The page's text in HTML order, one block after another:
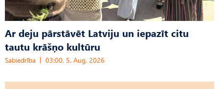
Ar deju pārstāvēt Latviju un iepazīt citu
tautu krāšņo kultūru
Sabiedrība 03:00, 5. Aug, 2026